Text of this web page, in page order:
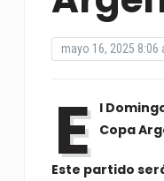
mayo 16, 2025 8:06
E l
Copa
Este partido